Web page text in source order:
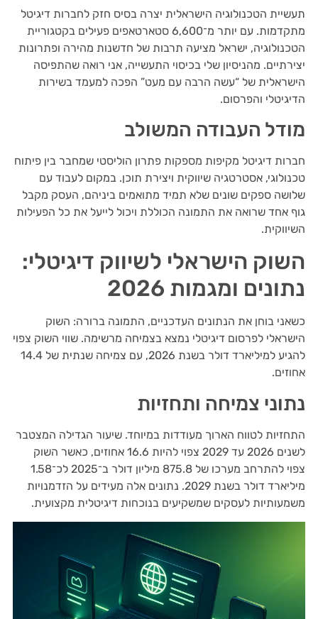
תעשיית הטכנולוגיה הישראלית יצרה בסיס חזק לחברות דיגיטל
מתקדמות. עם יותר מ־6,600 סטארטאפים פעילים בקטגוריית
הטכנולוגיה, ישראל מציעה תרבות של חדשנות מהירה ופתרונות
יצירתיים. מהניסיון שלי בכיסוי התעשייה, אני רואה שהתפיסה
הישראלית של “עשה הרבה עם מעט” הפכה למעמד בשירות
הדיגיטלי והפרסום.
מודל העבודה המשולב
חברות דיגיטל מקיפות מספקות פתרון הוליסטי שמחבר בין פיתוח
טכנולוגי, אסטרטגיה שיווקית ויצירת תוכן. במקום לעבוד עם
שלושה ספקים שונים שלא תמיד מתואמים ביניהם, העסק מקבל
גוף אחד שרואה את התמונה הכוללת ויכול לייעל את כל הפעילות
השיווקית.
השוק הישראלי לשיווק דיגיטלי:
נתונים ומגמות 2026
כשאני בוחן את הנתונים העדכניים, התמונה ברורה: השוק
הישראלי לפרסום דיגיטלי נמצא בצמיחה מרשימה. שווי השוק צפוי
להגיע למיליארד דולר בשנת 2026, עם צמיחה שנתית של 14.4
אחוזים.
נתוני צמיחה ותחזיות
התחזיות לטווח הארוך מעודדות במיוחד. שיעור הגדילה המצטבר
לשנים 2026 עד 2029 צפוי להיות 16.6 אחוזים, כאשר השוק
צפוי להתרחב מערכו של 875.8 מיליון דולר ב־2025 לכ־1.58
מיליארד דולר בשנת 2029. נתונים אלה מעידים על הזדמנויות
משמעותיות לעסקים שמשקיעים בנוכחות דיגיטלית מקצועית.